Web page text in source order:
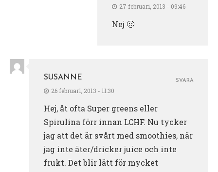
27 februari, 2013 - 09:46
Nej 🙂
SUSANNE
26 februari, 2013 - 11:30
Hej, åt ofta Super greens eller
Spirulina förr innan LCHF. Nu tycker
jag att det är svårt med smoothies, när
jag inte äter/dricker juice och inte
frukt. Det blir lätt för mycket
SVARA